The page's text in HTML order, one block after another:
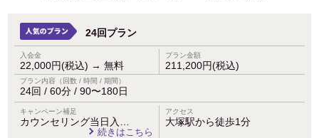
24回プラン
入会金
22,000円(税込) → 無料
プラン金額
211,200円(税込)
プラン内容（回数 / 時間 / 期間）
24回 / 60分 / 90〜180日
キャンペーン補足
カウンセリング当日入…
続きはこちら
アクセス
大塚駅から徒歩1分